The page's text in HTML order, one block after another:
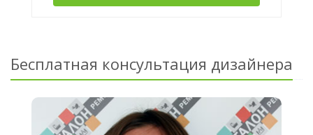
Бесплатная консультация дизайнера